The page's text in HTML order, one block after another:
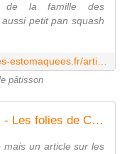
de la famille des
petit pan squash
pâtisson
De la conservation des oeufs.... - Les folies de Christalie : ou quand la cuisine devient passion
mais un article sur les